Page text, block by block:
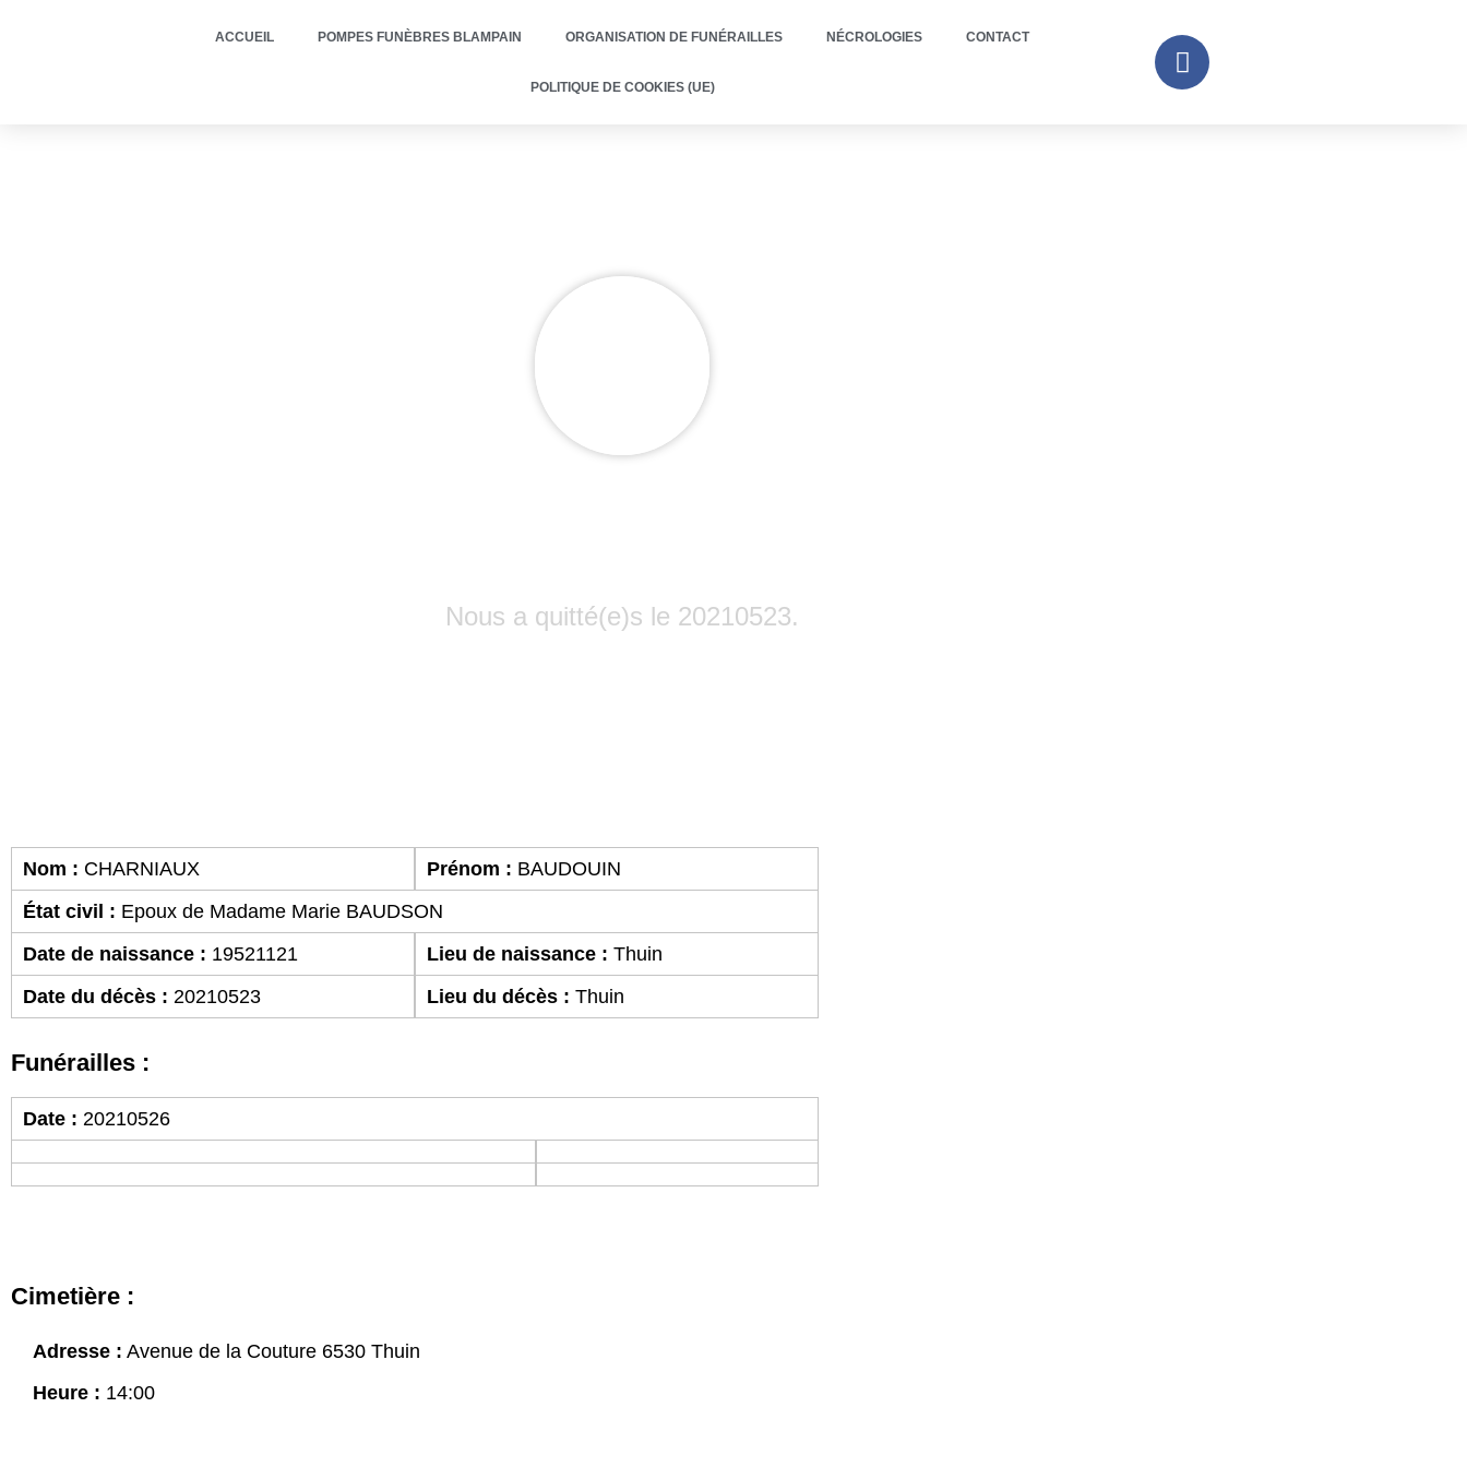
ACCUEIL POMPES FUNÈBRES BLAMPAIN ORGANISATION DE FUNÉRAILLES NÉCROLOGIES CONTACT
POLITIQUE DE COOKIES (UE)
Nous a quitté(e)s le 20210523.
Nom : CHARNIAUX Prénom : BAUDOUIN
État civil : Epoux de Madame Marie BAUDSON
Date de naissance : 19521121 Lieu de naissance : Thuin
Date du décès : 20210523 Lieu du décès : Thuin
Funérailles :
Date : 20210526
Cimetière :
Adresse : Avenue de la Couture 6530 Thuin
Heure : 14:00